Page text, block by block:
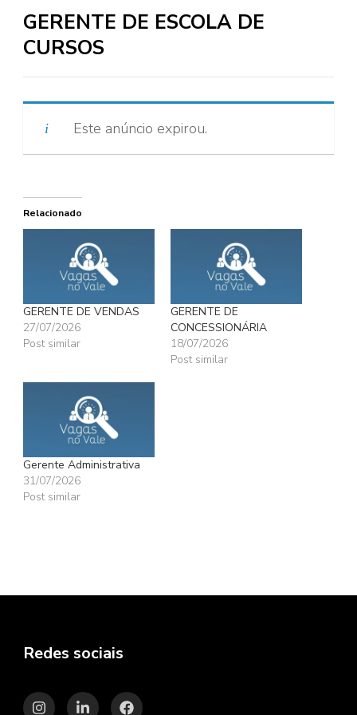
GERENTE DE ESCOLA DE
CURSOS
Este anúncio expirou.
Relacionado
GERENTE DE VENDAS
27/07/2026
Post similar
GERENTE DE
CONCESSIONÁRIA
18/07/2026
Post similar
Gerente Administrativa
31/07/2026
Post similar
Redes sociais